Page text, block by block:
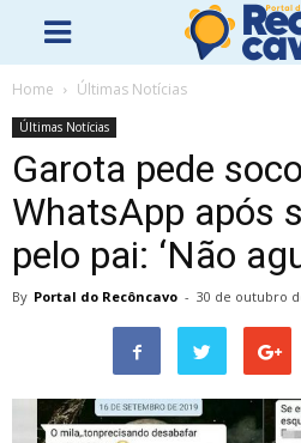
Home Últimas Notícias
Últimas Notícias
Garota pede
WhatsApp após
pelo pai: ‘Não
By Portal do Recôncavo - 30 de outubro